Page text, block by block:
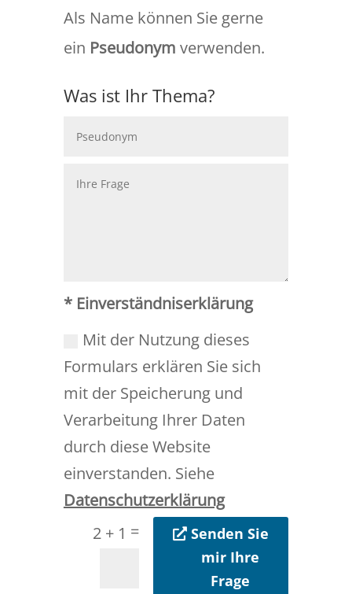
Als Name können Sie gerne
ein Pseudonym verwenden.
Was ist Ihr Thema?
* Einverständniserklärung
Mit der Nutzung dieses
Formulars erklären Sie sich
mit der Speicherung und
Verarbeitung Ihrer Daten
durch diese Website
einverstanden. Siehe
Datenschutzerklärung
2 + 1 =
Senden Sie
mir Ihre
Frage